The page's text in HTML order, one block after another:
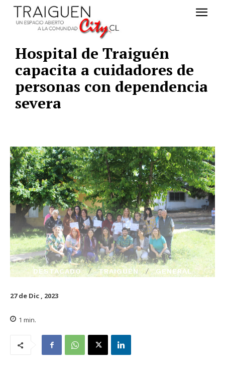
Hospital de Traiguén
capacita a cuidadores de
personas con dependencia
severa
DESTACADO TRAIGUÉN GENERAL
27 de Dic , 2023
1 min.